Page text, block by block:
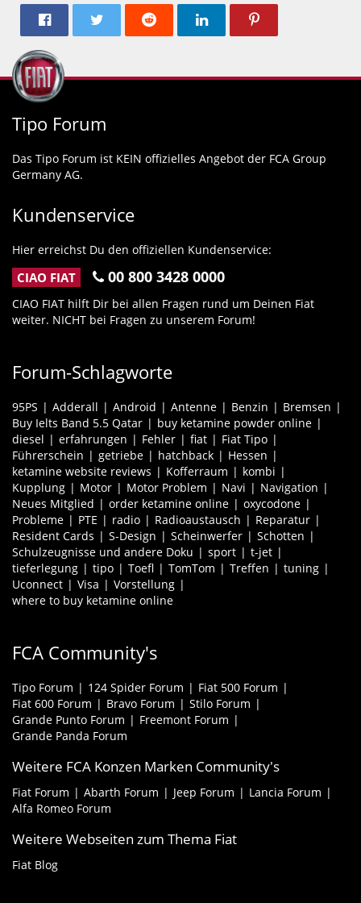
Tipo Forum
Das Tipo Forum ist KEIN offizielles Angebot der FCA Group
Germany AG.
Kundenservice
Hier erreichst Du den offiziellen Kundenservice:
CIAO FIAT 00 800 3428 0000
CIAO FIAT hilft Dir bei allen Fragen rund um Deinen Fiat
weiter. NICHT bei Fragen zu unserem Forum!
Forum-Schlagworte
95PS Adderall Android Antenne Benzin
Bremsen
Buy Ielts Band 5.5 Qatar
buy ketamine powder online
diesel
erfahrungen Fehler fiat
Fiat Tipo
Führerschein
getriebe hatchback
Hessen
ketamine website reviews
Kofferraum
kombi
Kupplung
Motor Motor Problem Navi
Navigation
Neues Mitglied
order ketamine online
oxycodone
Probleme
PTE radio Radioaustausch
Reparatur
Resident Cards
S-Design Scheinwerfer
Schotten
Schulzeugnisse und andere Doku
sport
t-jet
tieferlegung
tipo Toefl TomTom Treffen
tuning
Uconnect
Visa
Vorstellung
where to buy ketamine online
FCA Community's
Tipo Forum 124 Spider Forum
Fiat 500 Forum
Fiat 600 Forum
Bravo Forum
Stilo Forum
Grande Punto Forum
Freemont Forum
Grande Panda Forum
Weitere FCA Konzen Marken Community's
Fiat Forum Abarth Forum Jeep Forum
Lancia Forum
Alfa Romeo Forum
Weitere Webseiten zum Thema Fiat
Fiat Blog